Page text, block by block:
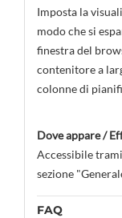
Imposta la
modo che si
finestra del
contenitore a
colonne di
Dove appare /
Accessibile
sezione
FAQ